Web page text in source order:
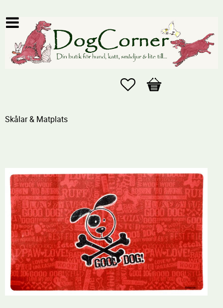
Favoriter
Kundvagn
Skålar & Matplats